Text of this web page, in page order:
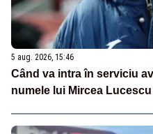
5 aug. 2026, 15:46
Când va intra în serviciu
numele lui Mircea Lucescu